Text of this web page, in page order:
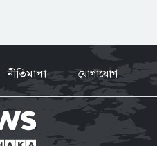
নীতিমালা যোগাযোগ